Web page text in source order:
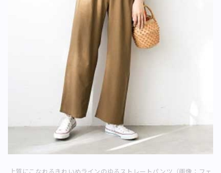
上質にこなれるきれいめラインのゆるストレートパンツ（画像：フェ